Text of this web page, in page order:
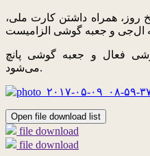
روز، همراه داشتن کارت ملی،
فعال و جعبه گوشی پانچ
می‌شود.
Open file download list
file download
file download